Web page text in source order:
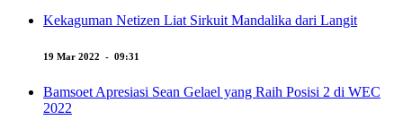
Kekaguman Netizen Liat Sirkuit Mandalika dari Langit
19 Mar 2022 - 09:31
Bamsoet Apresiasi Sean Gelael yang Raih Posisi 2 di WEC
2022